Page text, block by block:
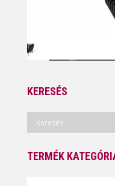
KERESÉS
TERMÉK